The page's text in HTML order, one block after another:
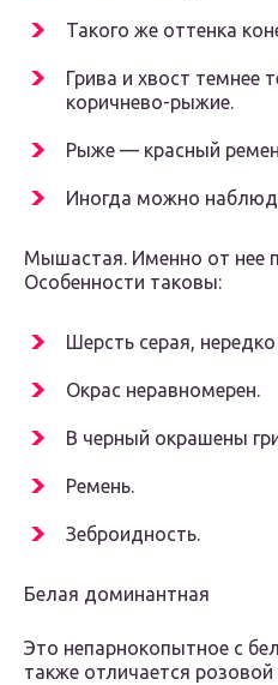
Такого же оттенка
Грива и хвост темнее
коричнево-рыжие.
Рыже — красный
Иногда можно
Мышастая. Именно от нее
Особенности таковы:
Шерсть серая,
Окрас неравномерен.
В черный окрашены
Ремень.
Зеброидность.
Белая доминантная
Это непарнокопытное с
также отличается